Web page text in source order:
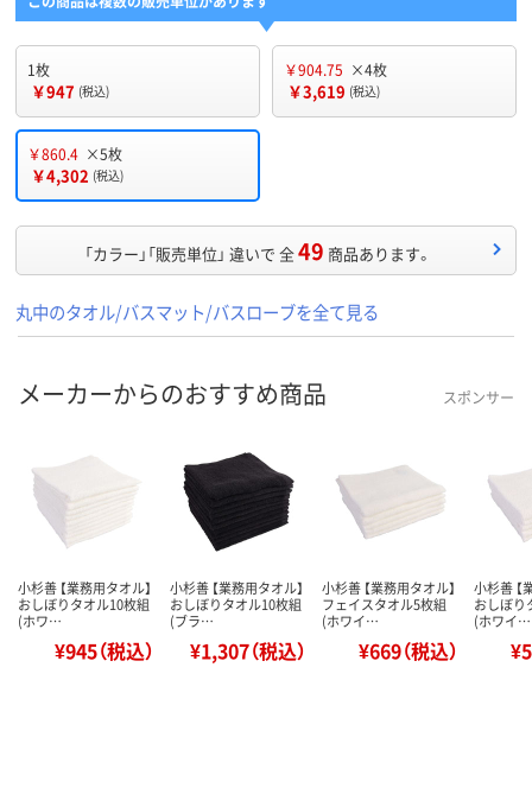
1枚
￥947 (税込)
￥904.75 ×4枚
￥3,619 (税込)
￥860.4 ×5枚
￥4,302 (税込)
「カラー」「販売単位」 違いで 全49 商品あります。
丸中のタオル/バスマット/バスローブを全て見る
メーカーからのおすすめ商品 スポンサー
小杉善 【業務用タオル】
おしぼりタオル10枚組
(ホワ…
¥945（税込）
小杉善 【業務用タオル】
おしぼりタオル10枚組
(ブラ…
¥1,307（税込）
小杉善 【業務用タオル】
フェイスタオル5枚組
(ホワイ…
¥669（税込）
小杉善 【
おしぼり
(ホワイ…